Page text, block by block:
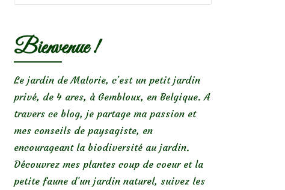
Bienvenue !
Le jardin de Malorie, c'est un petit jardin
privé, de 4 ares, à Gembloux, en Belgique. A
travers ce blog, je partage ma passion et
mes conseils de paysagiste, en
encourageant la biodiversité au jardin.
Découvrez mes plantes coup de coeur et la
petite faune d’un jardin naturel, suivez les